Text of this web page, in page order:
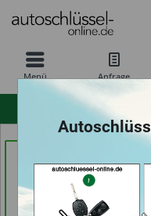
Menü Anfrage
Frankfurt (in Frankfurt
am Main)
Händlerprofil